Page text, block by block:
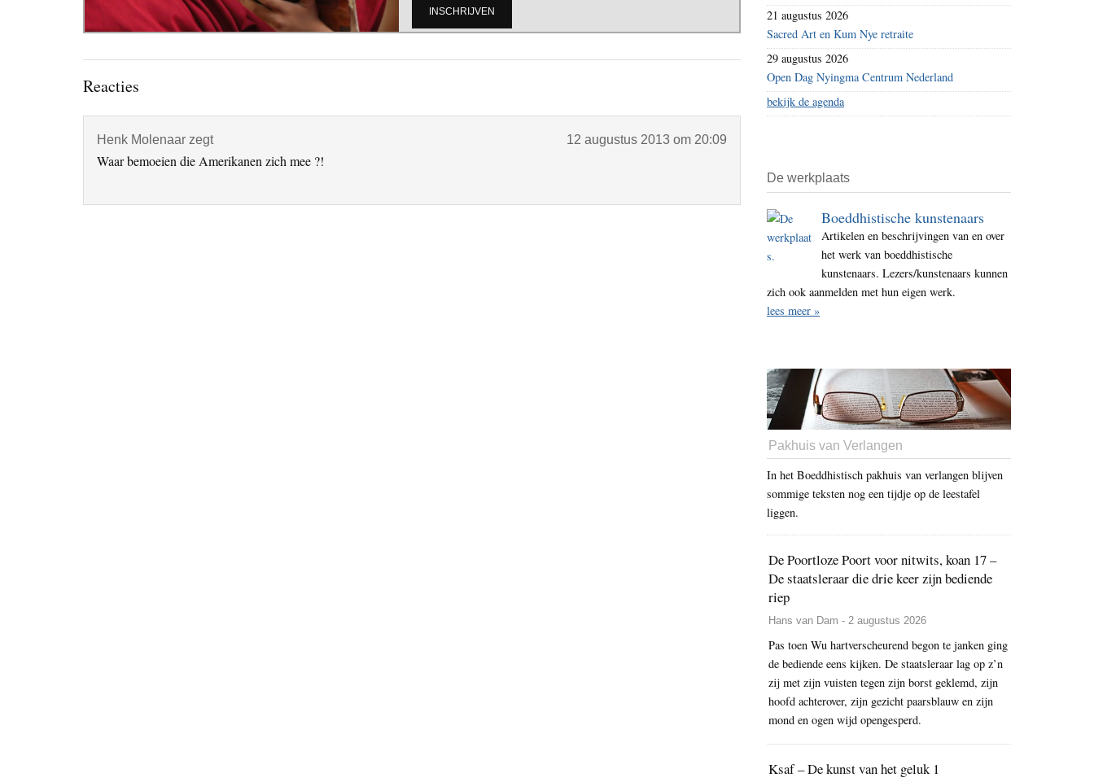
Lees
Reacties
Henk Molenaar zegt 12 augustus 2013 om 20:09
Waar bemoeien die Amerikanen zich mee ?!
21 augustus 2026
Sacred Art en Kum Nye retraite
29 augustus 2026
Open Dag Nyingma Centrum Nederland
bekijk de agenda
De werkplaats
Boeddhistische kunstenaars
Artikelen en beschrijvingen van en over
het werk van boeddhistische
kunstenaars. Lezers/kunstenaars kunnen
zich ook aanmelden met hun eigen werk.
lees meer »
Pakhuis van Verlangen
In het Boeddhistisch pakhuis van verlangen blijven
sommige teksten nog een tijdje op de leestafel
liggen.
De Poortloze Poort voor nitwits, koan 17 –
De staatsleraar die drie keer zijn bediende
riep
Hans van Dam - 2 augustus 2026
Pas toen Wu hartverscheurend begon te janken ging
de bediende eens kijken. De staatsleraar lag op z’n
zij met zijn vuisten tegen zijn borst geklemd, zijn
hoofd achterover, zijn gezicht paarsblauw en zijn
mond en ogen wijd opengesperd.
Ksaf – De kunst van het geluk 1